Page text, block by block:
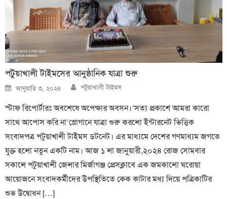
পটুয়াখালী টাইমসের আনুষ্ঠানিক যাত্রা শুরু
Posted
on
জানুয়ারি ৩, ২০২৪ Author
পটুয়াখালী টাইমস
স্টাফ রিপোর্টারঃ অবশেষে অপেক্ষার অবসন।’সত্য প্রকাশে আমরা কারো
সাথে আপোস করি না’স্লোগানে যাত্রা শুরু করলো ইন্টারনেট ভিত্তিক
সংবাদপত্র পটুয়াখালী টাইমস ডটনেট। এর মাধ্যমে দেশের গণমাধ্যম জগতে
যুক্ত হলো নতুন একটি নাম। আজ ১ লা জানুয়ারী,২০২৪ রোজ সোমবার
সকালে পটুয়াখালী জেলার মির্জাগঞ্জ প্রেসক্লাবে এক জমকালো ঘরোয়া
আয়োজনে সংবাদকর্মীদের উপস্থিতিতে কেক কাটার মধ্য দিয়ে পত্রিকাটির
শুভ উদ্বোধন […]